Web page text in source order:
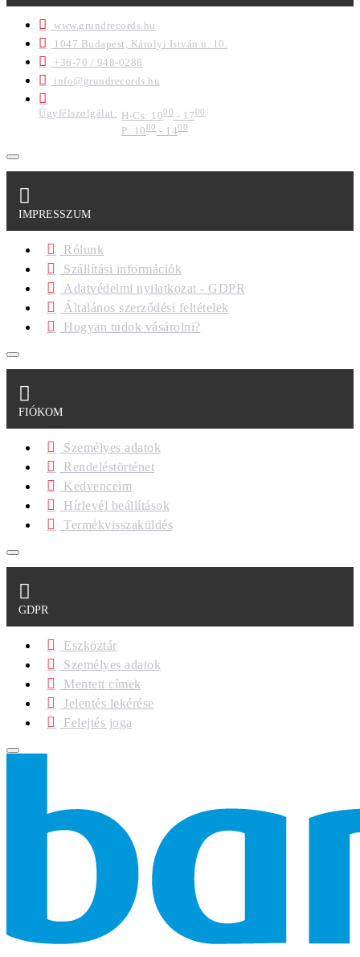
www.grundrecords.hu
1047 Budapest, Károlyi István u. 10.
+36-70 / 948-0288
info@grundrecords.hu
Ügyfélszolgálat: H-Cs: 1000 - 1700
P: 1000- 1400
IMPRESSZUM
Rólunk
Szállítási információk
Adatvédelmi nyilatkozat - GDPR
Általános szerződési feltételek
Hogyan tudok vásárolni?
FIÓKOM
Személyes adatok
Rendeléstörténet
Kedvenceim
Hírlevél beállítások
Termékvisszaküldés
GDPR
Eszköztár
Személyes adatok
Mentett címek
Jelentés lekérése
Felejtés joga